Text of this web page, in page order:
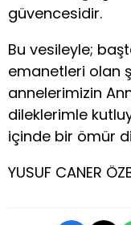
güvencesidir.
Bu vesileyle;
emanetleri olan
annelerimizin
dileklerimle
içinde bir ömür
YUSUF CANER